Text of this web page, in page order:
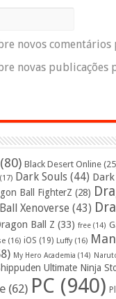
novos comentários
novas publicações
(80) Black Desert Online
(17) Dark Souls (44)
Ball FighterZ (28)
Xenoverse (43)
Ball Z (33) free (14)
(16) iOS (19) Luffy(16)
My Hero Academia (14)
Ultimate Ninja
(62) PC (940)